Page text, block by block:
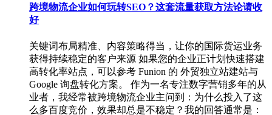
跨境物流企业如何玩转SEO？这套流量获取方法论请收
好
关键词布局精准、内容策略得当，让你的国际货运业务
获得持续稳定的客户来源 如果您的企业正计划快速搭建
高转化率站点，可以参考 Funion 的 外贸独立站建站与
Google 询盘转化方案。 作为一名专注数字营销多年的从
业者，我经常被跨境物流企业主问到：为什么投入了这
么多百度竞价，效果却总是不稳定？我的回答通常是：